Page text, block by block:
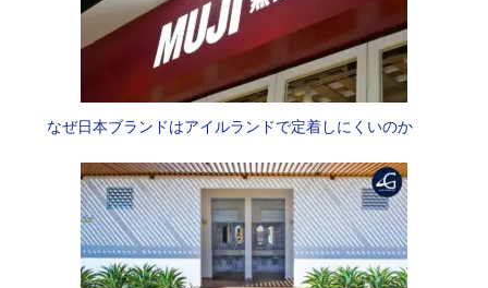
なぜ日本ブランドはアイルランドで定着しにくいのか